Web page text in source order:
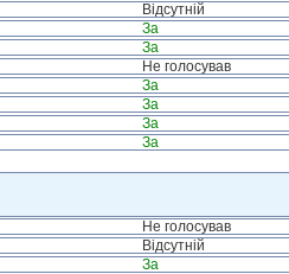
Відсутній
За
За
Не голосував
За
За
За
За
Не голосував
Відсутній
За